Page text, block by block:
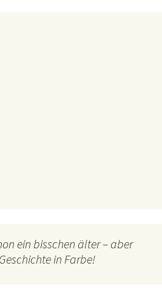
ein bisschen älter – aber
in Farbe!